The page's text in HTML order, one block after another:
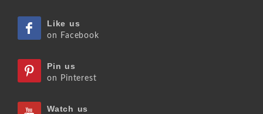
Like us
on Facebook
Pin us
on Pinterest
Watch us